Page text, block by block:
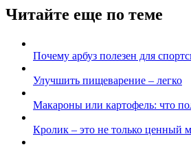
Читайте еще по теме
Почему арбуз полезен для
Улучшить пищеварение – легко
Макароны или картофель: что
Кролик – это не только ценный